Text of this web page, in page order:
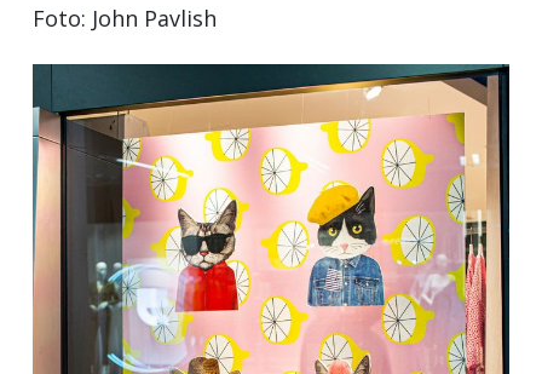
Foto: John Pavlish